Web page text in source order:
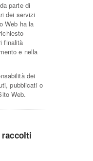
parte di
dei servizi
Web ha la
finalità
e nella
dei
pubblicati o
Web.